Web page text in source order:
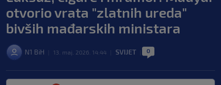
otvorio vrata "zlatnih ureda"
bivših mađarskih ministara
N1 BiH 13. maj. 2026. 14:44 SVIJET 0